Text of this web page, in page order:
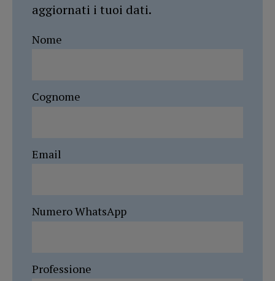
aggiornati i tuoi dati.
Nome
Cognome
Email
Numero WhatsApp
Professione